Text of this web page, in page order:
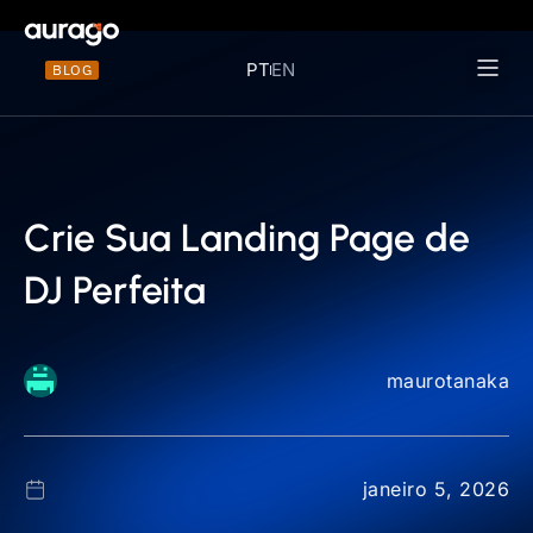
BLOG PTEN
Crie Sua Landing Page de
DJ Perfeita
maurotanaka
janeiro 5, 2026